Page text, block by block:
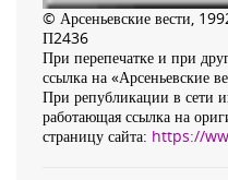
© Арсеньевские вести,
П2436
При перепечатке и при
ссылка на «Арсеньевские
При републикации в сети
работающая ссылка на
страницу сайта: https://